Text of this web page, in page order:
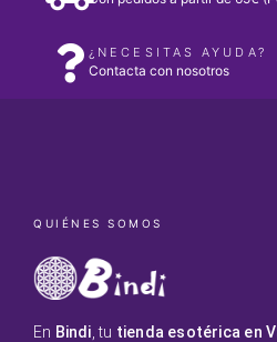
¿NECESITAS AYUDA?
Contacta con nosotros
QUIÉNES SOMOS
En Bindi , tu tienda esotérica en